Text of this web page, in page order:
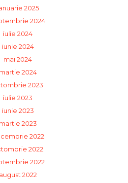
2025
2024
iulie 2024
iunie 2024
mai 2024
martie 2024
2023
iulie 2023
iunie 2023
martie 2023
2022
2022
2022
august 2022